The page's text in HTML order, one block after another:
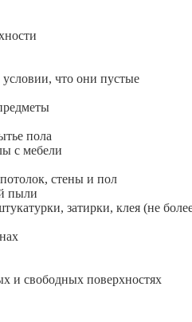
что они пустые
пола
с мебели
стены и пол
пыли
затирки, клея (не
и свободных поверхностях